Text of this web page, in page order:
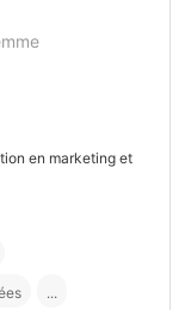
en marketing et
...